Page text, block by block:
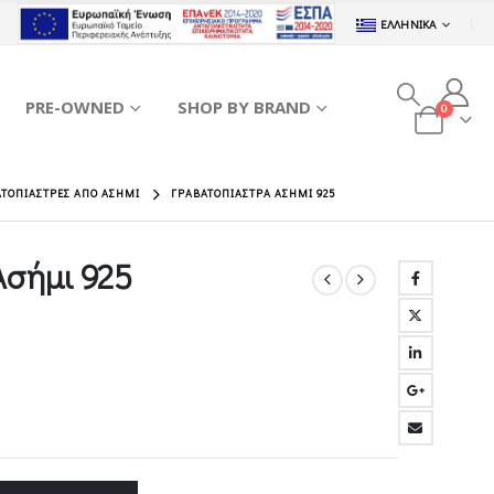
ΕΛΛΗΝΙΚΆ
PRE-OWNED SHOP BY BRAND 0
ΑΠΌ ΑΣΉΜΙ ΓΡΑΒΑΤΟΠΙΆΣΤΡΑ ΑΣΉΜΙ 925
925